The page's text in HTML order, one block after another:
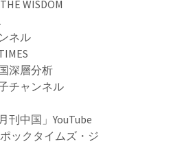
WISDOM
ネル
深層分析
チャンネル
刊中国」YouTube
ックタイムズ・ジ